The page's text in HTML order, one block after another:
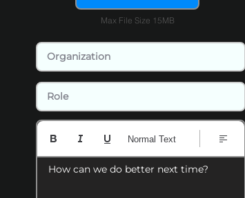
Max File Size 15MB
How can we do better next time?
Normal Text